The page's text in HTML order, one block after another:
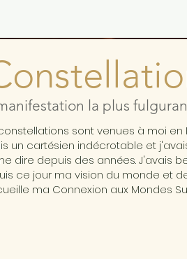
la plus
sont venues à moi en
un cartésien indécrotable et
dire depuis des années. J'avais
ce jour ma vision du monde et
ma Connexion aux Mondes